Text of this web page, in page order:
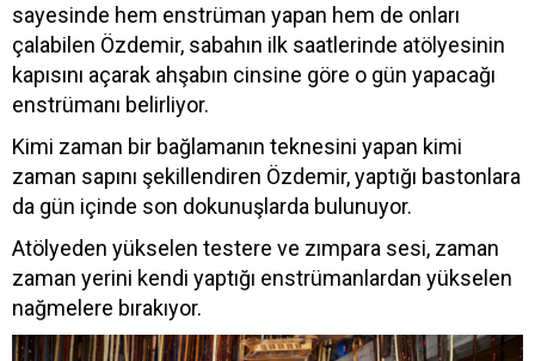
sayesinde hem enstrüman yapan hem de onları
çalabilen Özdemir, sabahın ilk saatlerinde atölyesinin
kapısını açarak ahşabın cinsine göre o gün yapacağı
enstrümanı belirliyor.
Kimi zaman bir bağlamanın teknesini yapan kimi
zaman sapını şekillendiren Özdemir, yaptığı bastonlara
da gün içinde son dokunuşlarda bulunuyor.
Atölyeden yükselen testere ve zımpara sesi, zaman
zaman yerini kendi yaptığı enstrümanlardan yükselen
nağmelere bırakıyor.